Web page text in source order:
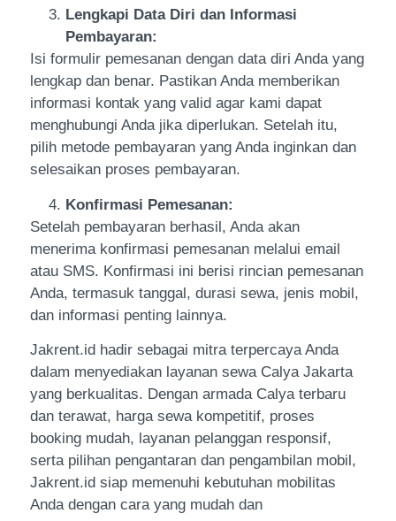
Lengkapi Data Diri dan Informasi
Pembayaran:
Isi formulir pemesanan dengan data diri Anda yang
lengkap dan benar. Pastikan Anda memberikan
informasi kontak yang valid agar kami dapat
menghubungi Anda jika diperlukan. Setelah itu,
pilih metode pembayaran yang Anda inginkan dan
selesaikan proses pembayaran.
Konfirmasi Pemesanan:
Setelah pembayaran berhasil, Anda akan
menerima konfirmasi pemesanan melalui email
atau SMS. Konfirmasi ini berisi rincian pemesanan
Anda, termasuk tanggal, durasi sewa, jenis mobil,
dan informasi penting lainnya.
Jakrent.id hadir sebagai mitra terpercaya Anda
dalam menyediakan layanan sewa Calya Jakarta
yang berkualitas. Dengan armada Calya terbaru
dan terawat, harga sewa kompetitif, proses
booking mudah, layanan pelanggan responsif,
serta pilihan pengantaran dan pengambilan mobil,
Jakrent.id siap memenuhi kebutuhan mobilitas
Anda dengan cara yang mudah dan